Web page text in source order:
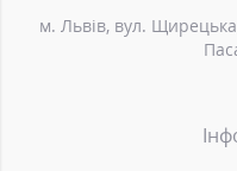
м. Львів, вул.